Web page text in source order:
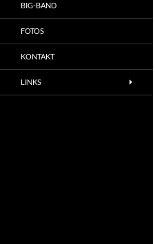
BIG-BAND
FOTOS
KONTAKT
LINKS